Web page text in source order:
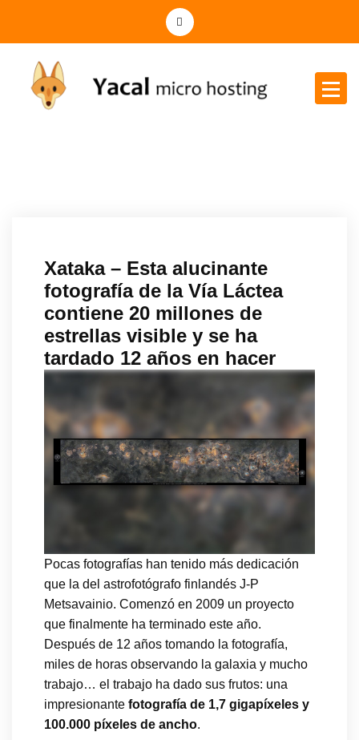
Xataka – Esta alucinante
fotografía de la Vía Láctea
contiene 20 millones de
estrellas visible y se ha
tardado 12 años en hacer
Pocas fotografías han tenido más dedicación
que la del astrofotógrafo finlandés J-P
Metsavainio. Comenzó en 2009 un proyecto
que finalmente ha terminado este año.
Después de 12 años tomando la fotografía,
miles de horas observando la galaxia y mucho
trabajo… el trabajo ha dado sus frutos: una
impresionante fotografía de 1,7 gigapíxeles y
100.000 píxeles de ancho.